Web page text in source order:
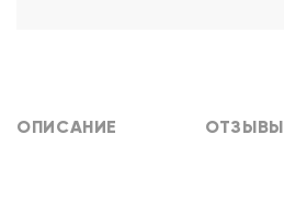
ОПИСАНИЕ ОТЗЫВЫ